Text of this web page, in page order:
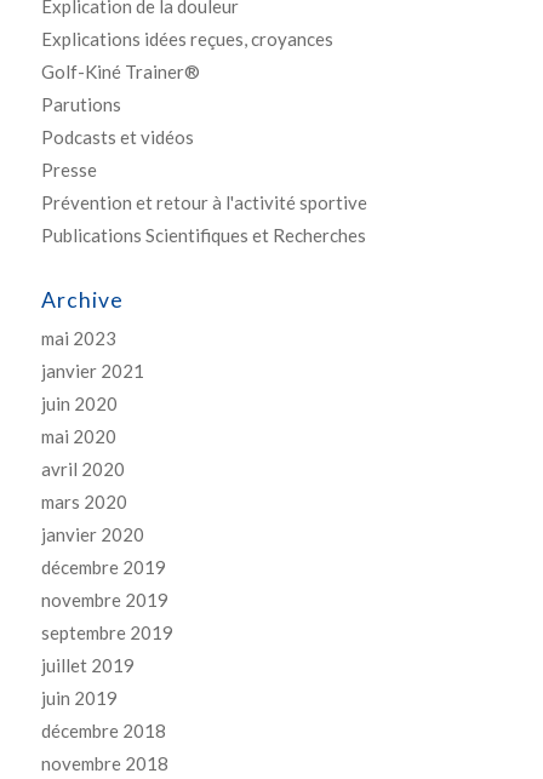
Explication de la douleur
Explications idées reçues, croyances
Golf-Kiné Trainer®
Parutions
Podcasts et vidéos
Presse
Prévention et retour à l'activité sportive
Publications Scientifiques et Recherches
Archive
mai 2023
janvier 2021
juin 2020
mai 2020
avril 2020
mars 2020
janvier 2020
décembre 2019
novembre 2019
septembre 2019
juillet 2019
juin 2019
décembre 2018
novembre 2018